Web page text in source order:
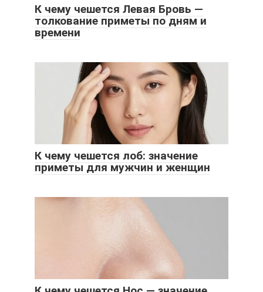
К чему чешется Левая Бровь —
толкование приметы по дням и
времени
К чему чешется лоб: значение
приметы для мужчин и женщин